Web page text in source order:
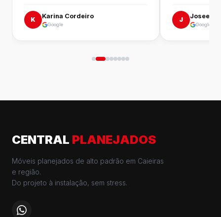
K Karina Cordeiro
Google
J
Google
CENTRAL PLANEJADOS
Móveis planejados de alto padrão em Caieiras
e região.
Do projeto à instalação, sem stress.